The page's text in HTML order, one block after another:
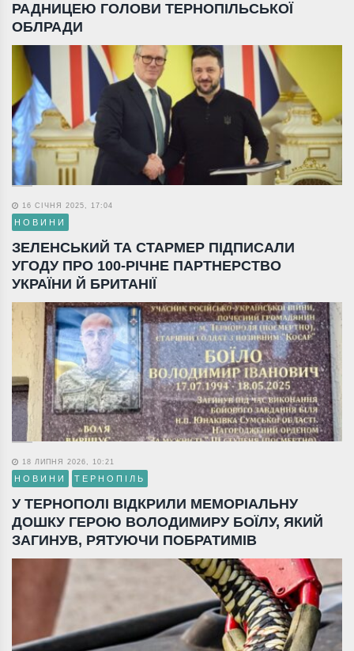
РАДНИЦЕЮ ГОЛОВИ ТЕРНОПІЛЬСЬКОЇ
ОБЛРАДИ
16 СІЧНЯ 2025, 17:04
НОВИНИ
ЗЕЛЕНСЬКИЙ ТА СТАРМЕР ПІДПИСАЛИ
УГОДУ ПРО 100-РІЧНЕ ПАРТНЕРСТВО
УКРАЇНИ Й БРИТАНІЇ
18 ЛИПНЯ 2026, 10:21
НОВИНИ ТЕРНОПІЛЬ
У ТЕРНОПОЛІ ВІДКРИЛИ МЕМОРІАЛЬНУ
ДОШКУ ГЕРОЮ ВОЛОДИМИРУ БОЇЛУ, ЯКИЙ
ЗАГИНУВ, РЯТУЮЧИ ПОБРАТИМІВ